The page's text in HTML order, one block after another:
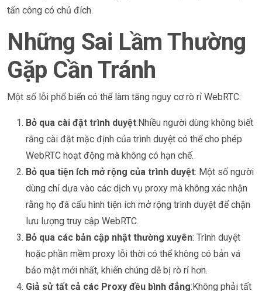
tấn công có chủ đích.
Những Sai Lầm Thường
Gặp Cần Tránh
Một số lỗi phổ biến có thể làm tăng nguy cơ rò rỉ WebRTC:
Bỏ qua cài đặt trình duyệt:Nhiều người dùng không biết
rằng cài đặt mặc định của trình duyệt có thể cho phép
WebRTC hoạt động mà không có hạn chế.
Bỏ qua tiện ích mở rộng của trình duyệt: Một số người
dùng chỉ dựa vào các dịch vụ proxy mà không xác nhận
rằng họ đã cấu hình tiện ích mở rộng trình duyệt để chặn
lưu lượng truy cập WebRTC.
Bỏ qua các bản cập nhật thường xuyên: Trình duyệt
hoặc phần mềm proxy lỗi thời có thể không có bản vá
bảo mật mới nhất, khiến chúng dễ bị rò rỉ hơn.
Giả sử tất cả các Proxy đều bình đẳng:Không phải tất